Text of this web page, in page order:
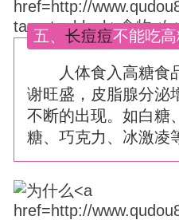
五、 长痘痘不能吃
人体食入高糖食
谢旺盛，皮脂腺分泌
不断的出现。如白糖
糖、巧克力、冰激凌